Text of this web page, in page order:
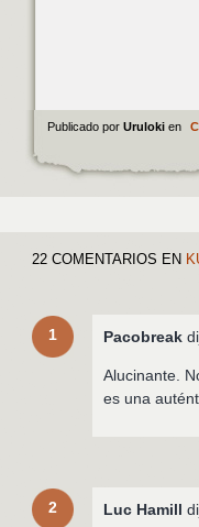
Publicado por Uruloki en
22 COMENTARIOS EN
1 Pacobreak
Alucinante.
es una
2 Luc Hamill